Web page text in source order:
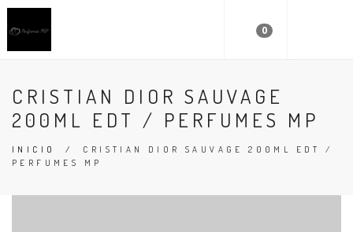
0
CRISTIAN DIOR SAUVAGE
200ML EDT / PERFUMES MP
INICIO / CRISTIAN DIOR SAUVAGE 200ML EDT /
PERFUMES MP